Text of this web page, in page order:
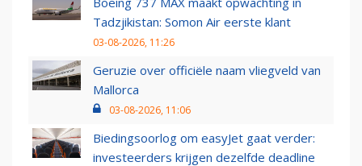
Tadzjikistan: Somon Air eerste klant
03-08-2026, 11:26
Geruzie over officiële naam vliegveld van
Mallorca
03-08-2026, 11:06
Biedingsoorlog om easyJet gaat verder:
investeerders krijgen dezelfde deadline